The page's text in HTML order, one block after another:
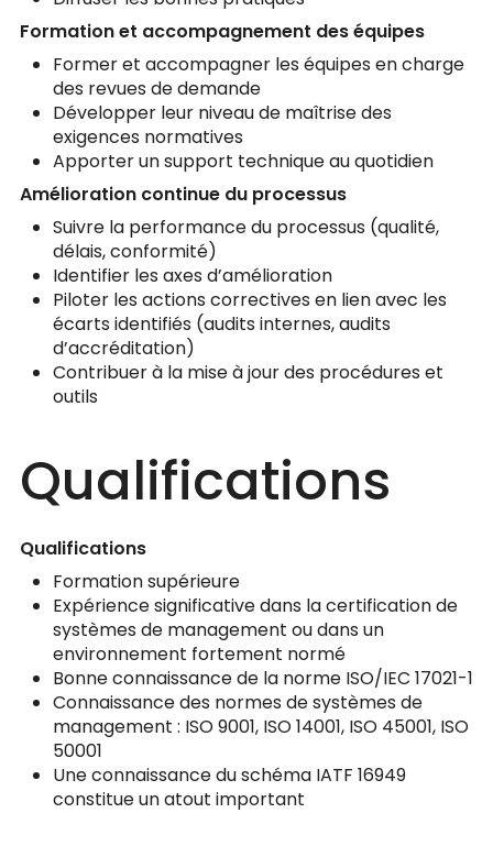
Formation et accompagnement des équipes
Former et accompagner les équipes en charge
des revues de demande
Développer leur niveau de maîtrise des
exigences normatives
Apporter un support technique au quotidien
Amélioration continue du processus
Suivre la performance du processus (qualité,
délais, conformité)
Identifier les axes d’amélioration
Piloter les actions correctives en lien avec les
écarts identifiés (audits internes, audits
d’accréditation)
Contribuer à la mise à jour des procédures et
outils
Qualifications
Qualifications
Formation supérieure
Expérience significative dans la certification de
systèmes de management ou dans un
environnement fortement normé
Bonne connaissance de la norme ISO/IEC 17021-1
Connaissance des normes de systèmes de
management : ISO 9001, ISO 14001, ISO 45001, ISO
50001
Une connaissance du schéma IATF 16949
constitue un atout important